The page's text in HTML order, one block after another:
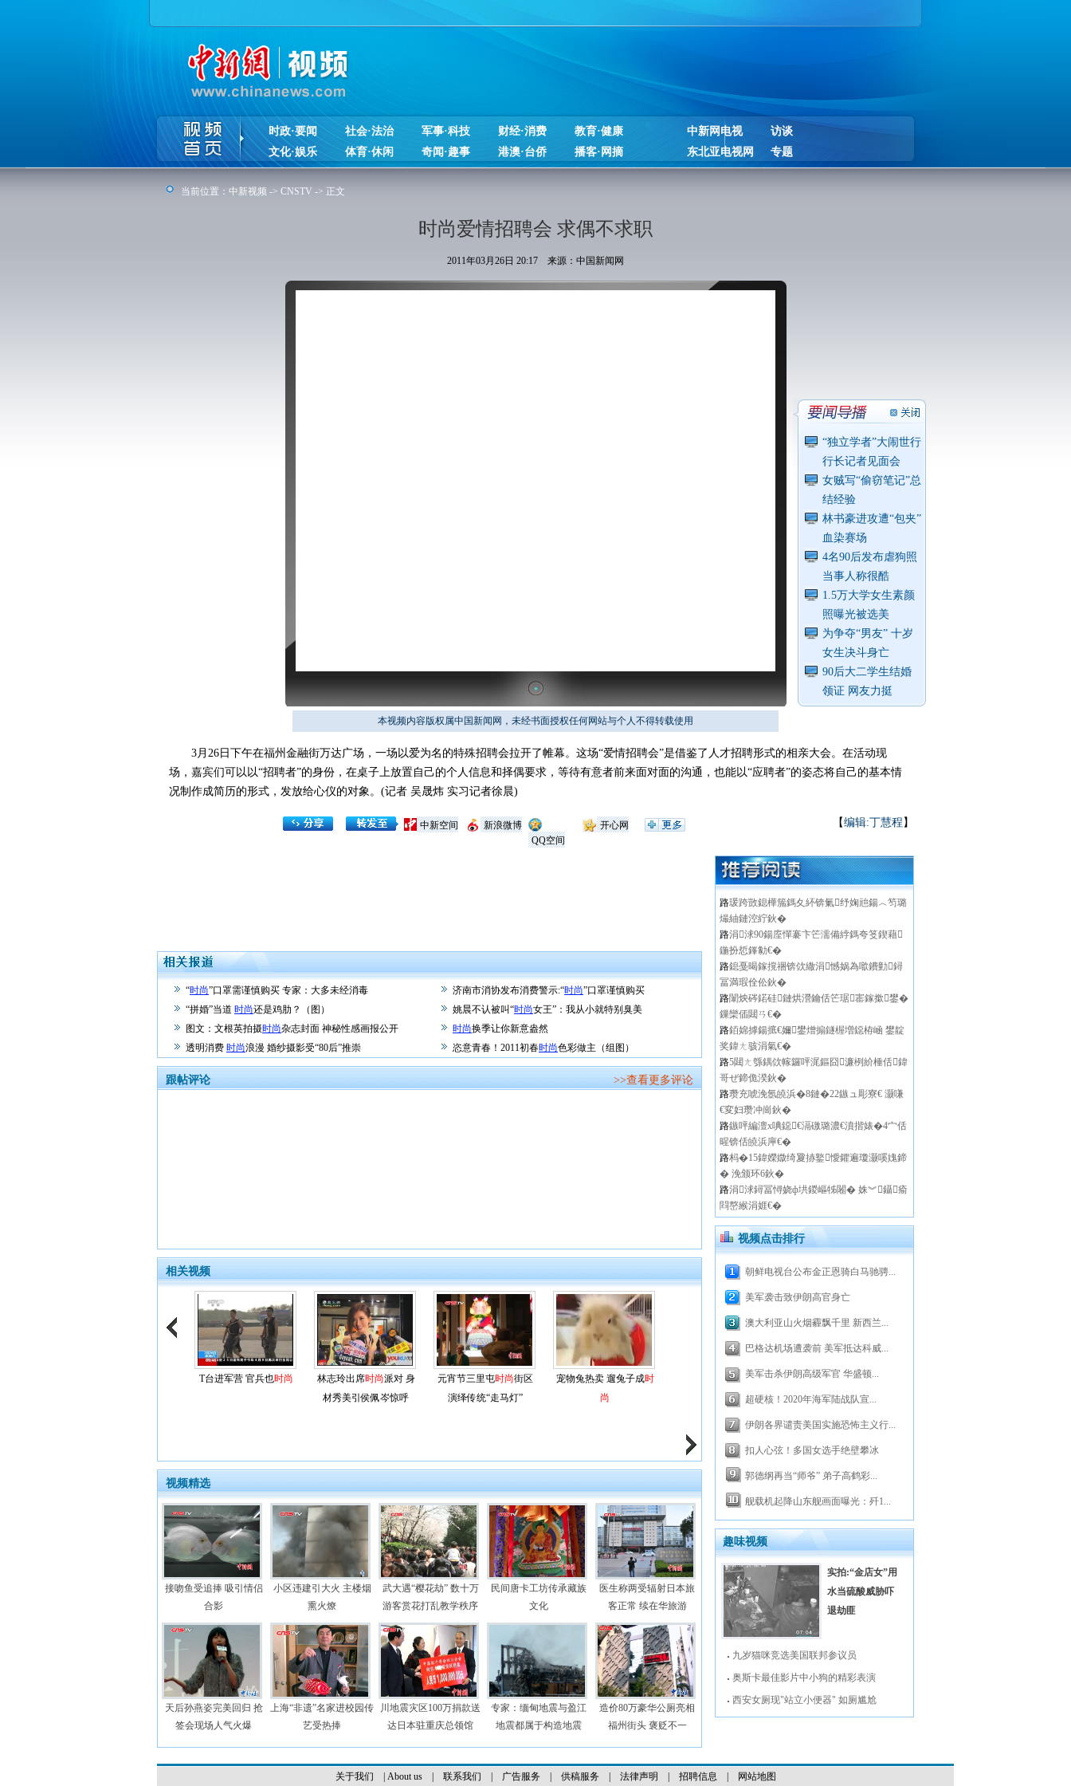
时政·要闻 社会·法治 军事·科技 财经·消费
教育·健康
文化·娱乐
体育·休闲 奇闻·趣事 港澳·台侨 播客·网摘
中新网电视
访谈
东北亚电视网
专题
当前位置： 中新视频 -> CNSTV -> 正文
时尚爱情招聘会 求偶不求职
2011年03月26日 20:17 来源：中国新闻网
“独立学者”大闹世行
行长记者见面会
女贼写“偷窃笔记”总
结经验
林书豪进攻遭“包夹”
血染赛场
4名90后发布虐狗照
当事人称很酷
1.5万大学女生素颜
照曝光被选美
为争夺“男友” 十岁
女生决斗身亡
90后大二学生结婚
领证 网友力挺
本视频内容版权属中国新闻网，未经书面授权任何网站与个人不得转载使用
3月26日下午在福州金融街万达广场，一场以爱为名的特殊招聘会拉开了帷幕。这场“爱情招聘会”是借鉴了人才招聘形式的相亲大会。在活动现
场，嘉宾们可以以“招聘者”的身份，在桌子上放置自己的个人信息和择偶要求，等待有意者前来面对面的沟通，也能以“应聘者”的姿态将自己的基本情
况制作成简历的形式，发放给心仪的对象。(记者 吴晟炜 实习记者徐晨)
【编辑:丁慧程 】
开心网
QQ空间
新浪微博
中新空间
“时尚”口罩需谨慎购买 专家：大多未经消毒 济南市消协发布消费警示:“时尚”口罩谨慎购买
“拼婚”当道 时尚还是鸡肋？（图） 姚晨不认被叫“时尚女王”：我从小就特别臭美
图文：文根英拍摄时尚杂志封面 神秘性感画报公开 时尚换季让你新意盎然
透明消费 时尚浪漫 婚纱摄影受“80后”推崇 恣意青春！2011初春时尚色彩做主（组图）
跟帖评论 >>查看更多评论
相关视频
T台进军营 官兵也时尚 林志玲出席时尚派对 身
材秀美引侯佩岑惊呼
元宵节三里屯时尚街区
演绎传统“走马灯”
宠物兔热卖 遛兔子成时
尚
视频精选
接吻鱼受追捧 吸引情侣
合影
小区违建引大火 主楼烟
熏火燎
武大遇“樱花劫” 数十万
游客赏花打乱教学秩序
民间唐卡工坊传承藏族
文化
医生称两受辐射日本旅
客正常 续在华旅游
天后孙燕姿完美回归 抢
签会现场人气火爆
上海“非遗”名家进校园传
艺受热捧
川地震灾区100万捐款送
达日本驻重庆总领馆
专家：缅甸地震与盈江
地震都属于构造地震
造价80万豪华公厕亮相
福州街头 褒贬不一
路瑗跨敳鎴樺箷鎷夊紑锛氭纾婅兘鍚︿笉璐
熶紬鏈涳紵鈥�
路涓浗90鍚庢憚褰卞笀濡備綍鎷夸笅鍥藉
鍦扮悊鎽勨€�
路鎴戞暍鎵撹祵锛佽繖涓憾娲為噷鐨勭鐞
冨満瑕佺伀鈥�
路闈炴硶鍩硅鏈烘瀯鑰佸笀琚寚鎵撳鐢�
鏁欒偛閮ㄢ€�
路銆婂摢鍚掋€嬭鐢熷搧鐩楃増鐚栫崡 鐢靛
奖鍏ㄤ骇涓氣€�
路5閮ㄤ綔鍝佽幏鑼呯浘鏂囧濂栵紒棰佸鍏
哥ぜ鍗佹湀鈥�
路瓒充唬浼氬皢浜�8鏈�22鏃ュ彫寮€ 灏嗛
€変妇瓒冲崗鈥�
路鏃呯編澶х唺鐚€滆礉璐濃€濆揩婊�4宀佸
暒锛佸皢浜庘€�
路杩�15鍏嬫媺绮夐捇鐜懓鑺遍瓊灏嗘媿鍗
� 浼颁环6鈥�
路涓浗鐞冨憳娆ф垬鍐嶇牬闂� 姝︾鑷瘉
閰嶅緱涓娾€�
视频点击排行
朝鲜电视台公布金正恩骑白马驰骋...
美军袭击致伊朗高官身亡
澳大利亚山火烟霾飘千里 新西兰...
巴格达机场遭袭前 美军抵达科威...
美军击杀伊朗高级军官 华盛顿...
超硬核！2020年海军陆战队宣...
伊朗各界谴责美国实施恐怖主义行...
扣人心弦！多国女选手绝壁攀冰
郭德纲再当“师爷” 弟子高鹤彩...
舰载机起降山东舰画面曝光：歼1...
趣味视频
实拍:“金店女”用
水当硫酸威胁吓
退劫匪
九岁猫咪竞选美国联邦参议员
奥斯卡最佳影片中小狗的精彩表演
西安女厕现"站立小便器" 如厕尴尬
关于我们 About us| 联系我们 广告服务| 供稿服务| 法律声明 招聘信息 网站地图